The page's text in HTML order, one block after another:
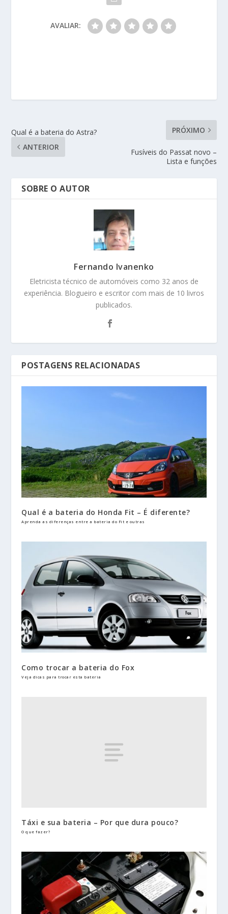
AVALIAR:
Qual é a bateria do Astra?
ANTERIOR
PRÓXIMO
Fusíveis do Passat novo –
Lista e funções
SOBRE O AUTOR
Fernando Ivanenko
Eletricista técnico de automóveis como 32 anos de
experiência. Blogueiro e escritor com mais de 10 livros
publicados.
POSTAGENS RELACIONADAS
Qual é a bateria do Honda Fit – É diferente?
Aprenda as diferenças entre a bateria do Fit e outras
Como trocar a bateria do Fox
Veja dicas para trocar esta bateria
Táxi e sua bateria – Por que dura pouco?
O que fazer?